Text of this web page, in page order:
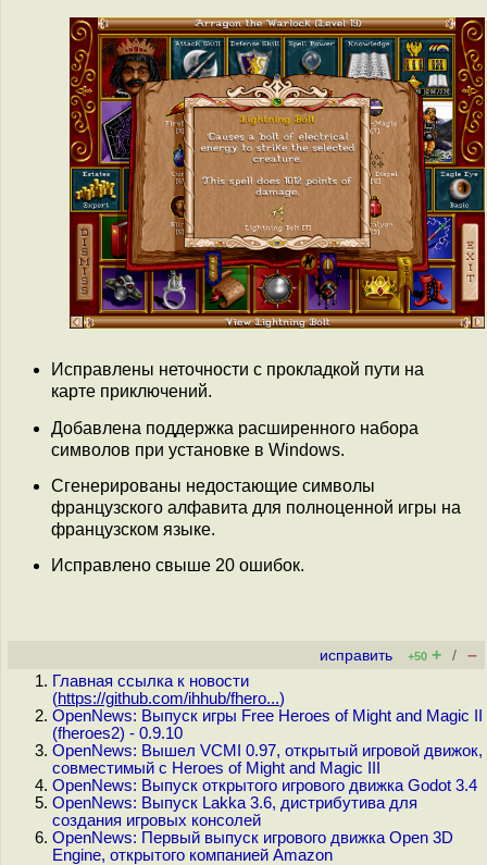
Исправлены неточности с прокладкой пути на
карте приключений.
Добавлена поддержка расширенного набора
символов при установке в Windows.
Сгенерированы недостающие символы
французского алфавита для полноценной игры на
французском языке.
Исправлено свыше 20 ошибок.
исправить +50 + / –
Главная ссылка к новости
(https://github.com/ihhub/fhero...)
OpenNews: Выпуск игры Free Heroes of Might and Magic II
(fheroes2) - 0.9.10
OpenNews: Вышел VCMI 0.97, открытый игровой движок,
совместимый с Heroes of Might and Magic III
OpenNews: Выпуск открытого игрового движка Godot 3.4
OpenNews: Выпуск Lakka 3.6, дистрибутива для
создания игровых консолей
OpenNews: Первый выпуск игрового движка Open 3D
Engine, открытого компанией Amazon